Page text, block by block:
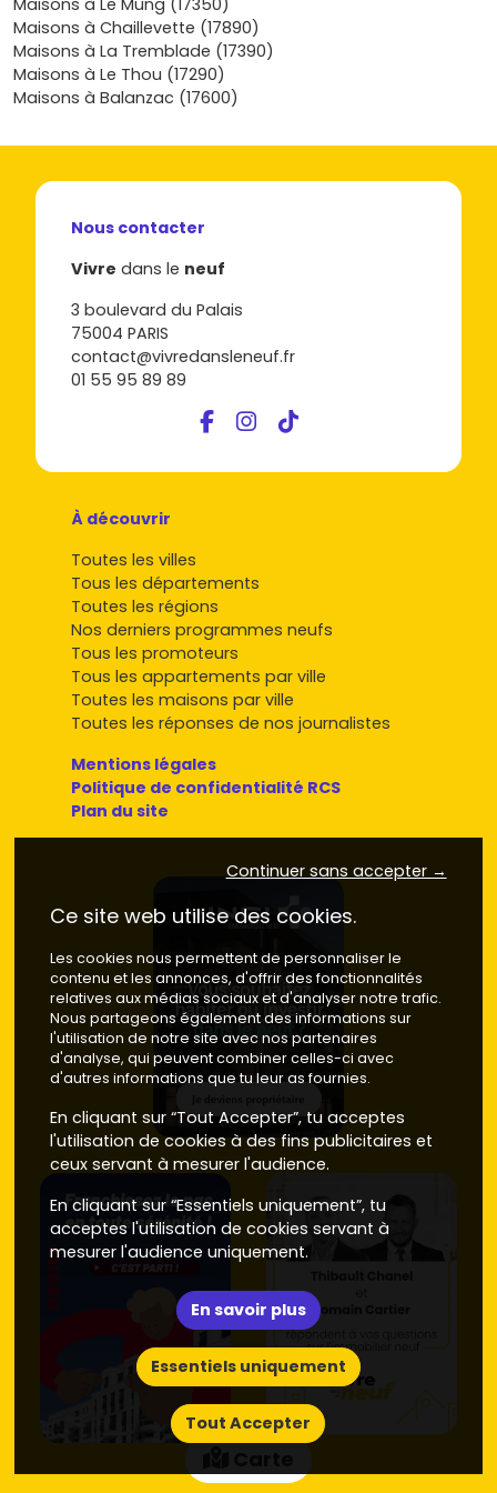
le bon terrain et le bon calendrier de livraison ; tu pourras
visiter, te projeter et réserver au meilleur moment pour
profiter pleinement du potentiel d’Échillais, aujourd’hui et
pour les années à venir.
Maisons à Le Mung (17350)
Maisons à Chaillevette (17890)
Maisons à La Tremblade (17390)
Maisons à Le Thou (17290)
Maisons à Balanzac (17600)
Nous contacter
Vivre dans le neuf
3 boulevard du Palais
75004 PARIS
contact@vivredansleneuf.fr
01 55 95 89 89
À découvrir
Toutes les villes
Tous les départements
Toutes les régions
Nos derniers programmes neufs
Tous les promoteurs
Tous les appartements par ville
Toutes les maisons par ville
Toutes les réponses de nos journalistes
Mentions légales
Politique de confidentialité RCS
Plan du site
Continuer sans accepter →
Ce site web utilise des cookies.
Les cookies nous permettent de personnaliser le
contenu et les annonces, d'offrir des fonctionnalités
relatives aux médias sociaux et d'analyser notre trafic.
Nous partageons également des informations sur
l'utilisation de notre site avec nos partenaires
d'analyse, qui peuvent combiner celles-ci avec
d'autres informations que tu leur as fournies.
En cliquant sur “Tout Accepter”, tu acceptes
l'utilisation de cookies à des fins publicitaires et
ceux servant à mesurer l'audience.
En cliquant sur “Essentiels uniquement”, tu
acceptes l'utilisation de cookies servant à
mesurer l'audience uniquement.
En savoir plus
Essentiels uniquement
Tout Accepter